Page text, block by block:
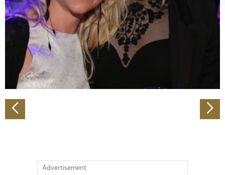
verarbeitet werden, und legen Sie Ihre Präferenzen im
Abschnitt Einzelheitenfest.
Wir verwenden Cookies, um Inhalte und Anzeigen zu
personalisieren, Funktionen für soziale Medien anbieten
zu können und die Zugriffe auf unsere Website zu
analysieren. Außerdem geben wir Informationen zu Ihrer
Verwendung unserer Website an unsere Partner für
soziale Medien, Werbung und Analysen weiter. Unsere
Partner führen diese Informationen möglicherweise mit
Advertisement